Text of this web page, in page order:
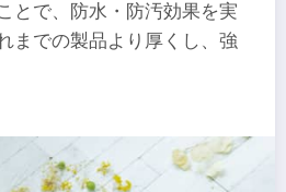
とで、防水・防汚効果を実
までの製品より厚くし、強